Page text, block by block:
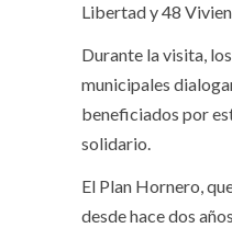
Libertad y 48
Durante la visita,
municipales
beneficiados por
solidario.
El Plan Hornero,
desde hace dos